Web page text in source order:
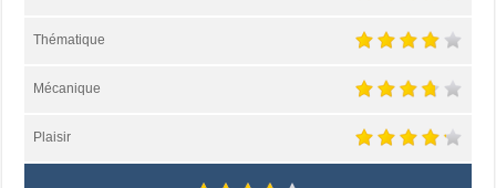
Thématique
Mécanique
Plaisir